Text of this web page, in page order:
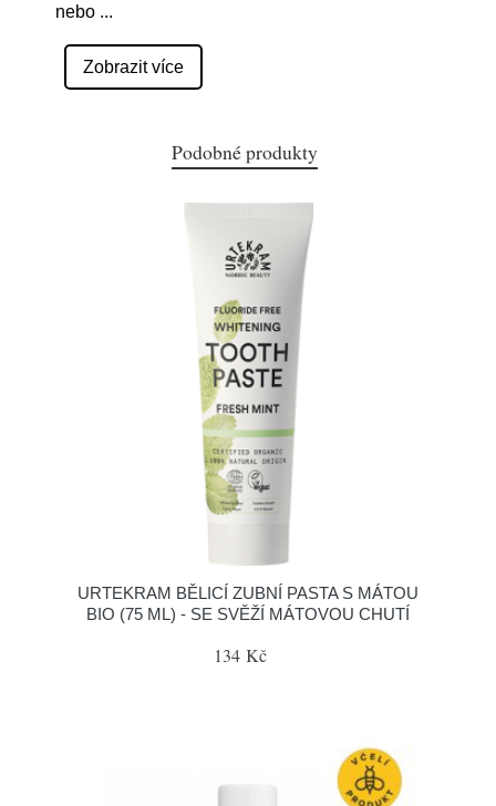
nebo ...
Zobrazit více
Podobné produkty
URTEKRAM BĚLICÍ ZUBNÍ PASTA S MÁTOU
BIO (75 ML) - SE SVĚŽÍ MÁTOVOU CHUTÍ
134 Kč